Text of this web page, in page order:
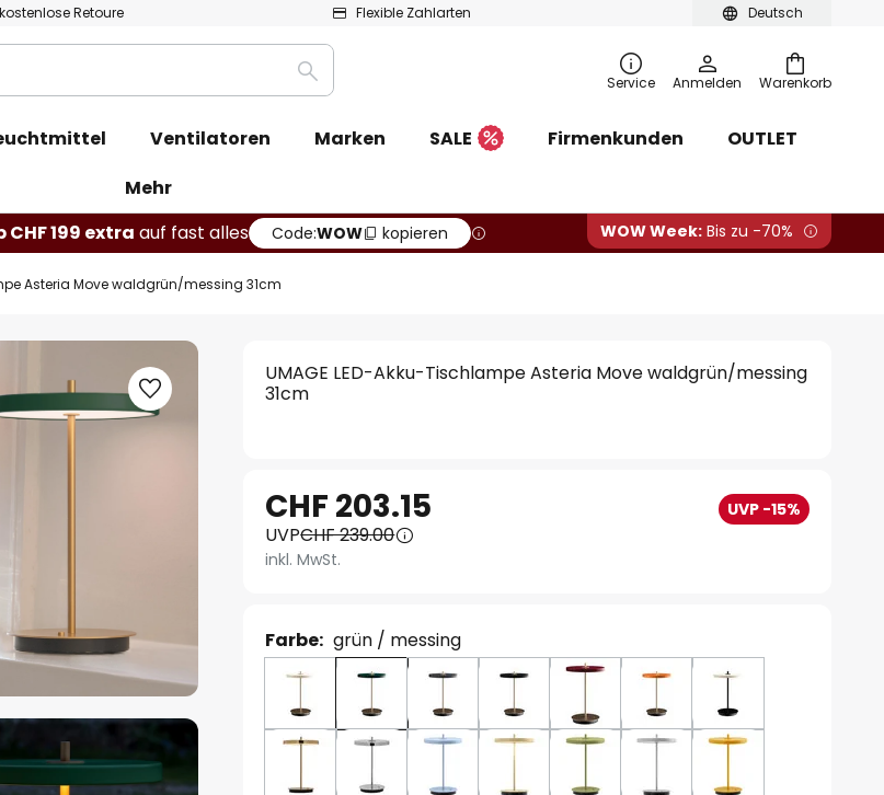
Deutsch
Retoure Flexible Zahlarten
Warenkorb
Suche Service Anmelden
Ventilatoren Marken SALE Firmenkunden
OUTLET
Mehr
CHF 199 extra auf fast alles Code:WOW kopieren WOW Week: Bis zu -70%
Asteria Move waldgrün/messing 31cm
UMAGE LED-Akku-Tischlampe Asteria Move waldgrün/messing
31cm
CHF 203.15 UVP -15%
UVPCHF 239.00
inkl. MwSt.
Farbe: grün / messing